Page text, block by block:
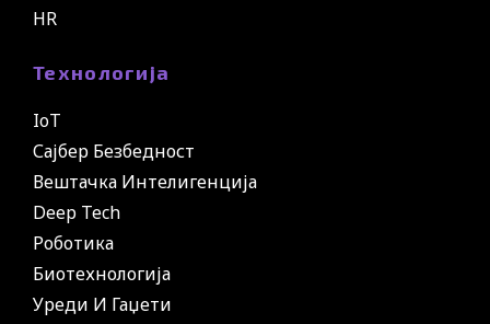
HR
Технологија
IoT
Сајбер Безбедност
Вештачка Интелигенција
Deep Tech
Роботика
Биотехнологија
Уреди И Гаџети